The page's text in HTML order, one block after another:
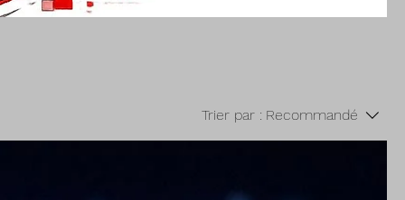
Trier par : Recommandé